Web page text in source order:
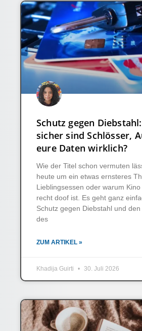
Schutz gegen
sicher sind Schlösser,
eure Daten wirklich?
Wie der Titel schon vermuten
heute um ein etwas ernsteres
Lieblingsessen oder warum
recht doof ist. Es geht ganz
Schutz gegen Diebstahl und
des
ZUM ARTIKEL »
Khadija Guirti 30. Juli 2026